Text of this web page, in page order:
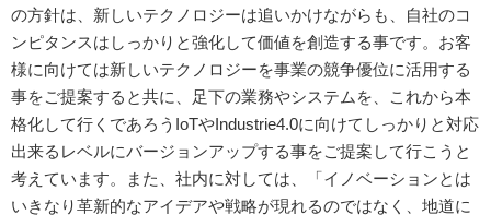
の方針は、新しいテクノロジーは追いかけながらも、自社のコ
ンピタンスはしっかりと強化して価値を創造する事です。お客
様に向けては新しいテクノロジーを事業の競争優位に活用する
事をご提案すると共に、足下の業務やシステムを、これから本
格化して行くであろうIoTやIndustrie4.0に向けてしっかりと対応
出来るレベルにバージョンアップする事をご提案して行こうと
考えています。また、社内に対しては、「イノベーションとは
いきなり革新的なアイデアや戦略が現れるのではなく、地道に